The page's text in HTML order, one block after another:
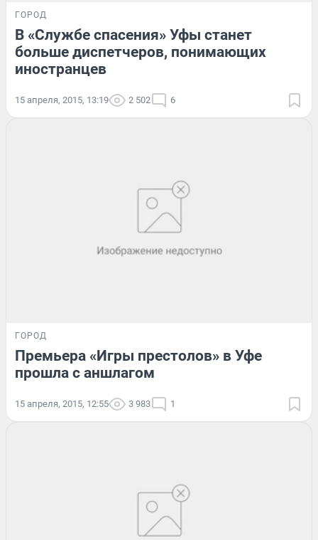
ГОРОД
В «Службе спасения» Уфы станет
больше диспетчеров, понимающих
иностранцев
15 апреля, 2015, 13:19 2 502 6
ГОРОД
Премьера «Игры престолов» в Уфе
прошла с аншлагом
15 апреля, 2015, 12:55 3 983 1